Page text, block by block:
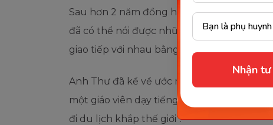
Nhận
Sau hơn 2 năm đồng hành kết với
đã có thể nói được những câu dài lưu loát.
giao tiếp với nhau bằng tiếng Anh rất hào
Anh Thư đã kể về ước mơ của mình:
một giáo viên dạy tiếng Anh và trước khi
đi du lịch khắp thế giới”.